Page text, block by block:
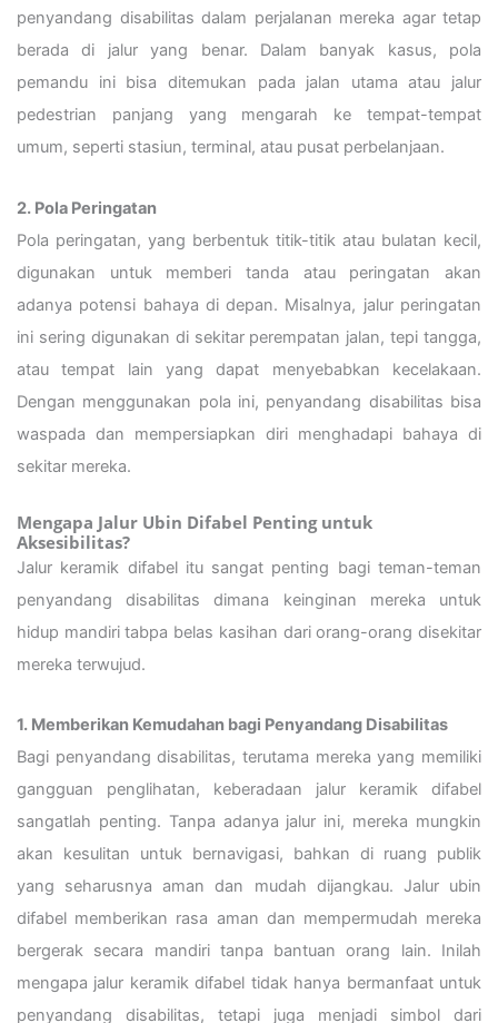
penyandang disabilitas dalam perjalanan mereka agar tetap
berada di jalur yang benar. Dalam banyak kasus, pola
pemandu ini bisa ditemukan pada jalan utama atau jalur
pedestrian panjang yang mengarah ke tempat-tempat
umum, seperti stasiun, terminal, atau pusat perbelanjaan.
2. Pola Peringatan
Pola peringatan, yang berbentuk titik-titik atau bulatan kecil,
digunakan untuk memberi tanda atau peringatan akan
adanya potensi bahaya di depan. Misalnya, jalur peringatan
ini sering digunakan di sekitar perempatan jalan, tepi tangga,
atau tempat lain yang dapat menyebabkan kecelakaan.
Dengan menggunakan pola ini, penyandang disabilitas bisa
waspada dan mempersiapkan diri menghadapi bahaya di
sekitar mereka.
Mengapa Jalur Ubin Difabel Penting untuk
Aksesibilitas?
Jalur keramik difabel itu sangat penting bagi teman-teman
penyandang disabilitas dimana keinginan mereka untuk
hidup mandiri tabpa belas kasihan dari orang-orang disekitar
mereka terwujud.
1. Memberikan Kemudahan bagi Penyandang Disabilitas
Bagi penyandang disabilitas, terutama mereka yang memiliki
gangguan penglihatan, keberadaan jalur keramik difabel
sangatlah penting. Tanpa adanya jalur ini, mereka mungkin
akan kesulitan untuk bernavigasi, bahkan di ruang publik
yang seharusnya aman dan mudah dijangkau. Jalur ubin
difabel memberikan rasa aman dan mempermudah mereka
bergerak secara mandiri tanpa bantuan orang lain. Inilah
mengapa jalur keramik difabel tidak hanya bermanfaat untuk
penyandang disabilitas, tetapi juga menjadi simbol dari